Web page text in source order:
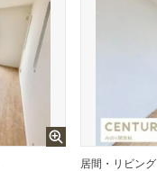
居間・リビング